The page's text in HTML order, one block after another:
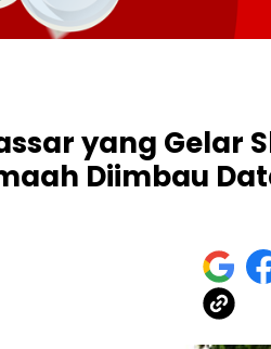
yang Gelar
Diimbau